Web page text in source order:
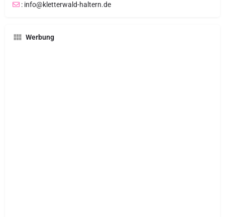
: info@kletterwald-haltern.de
Werbung